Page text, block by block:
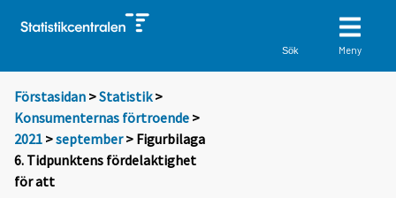
Sök Meny
Förstasidan >Statistik >
Konsumenternas förtroende >
2021 >september> Figurbilaga
6. Tidpunktens fördelaktighet
för att